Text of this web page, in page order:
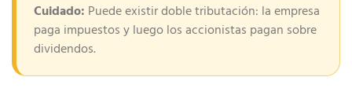
Cuidado: Puede existir doble tributación: la empresa
paga impuestos y luego los accionistas pagan sobre
dividendos.